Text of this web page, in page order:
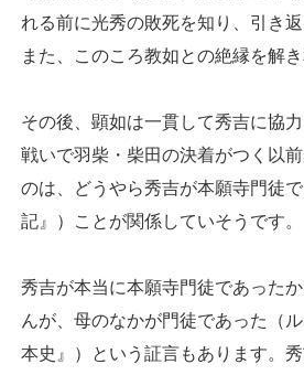
れる前に光秀の敗死を知り、引き返
また、このころ教如との絶縁を解き
その後、顕如は一貫して秀吉に協
戦いで羽柴・柴田の決着がつく以
のは、どうやら秀吉が本願寺門徒
記』）ことが関係していそうです。
秀吉が本当に本願寺門徒であった
んが、母のなかが門徒であった（
本史』）という証言もあります。